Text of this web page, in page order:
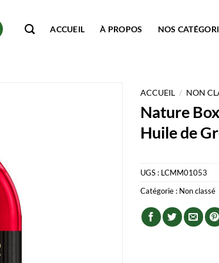
ACCUEIL À PROPOS NOS
ACCUEIL / NON
Nature
Huile de
UGS : LCMM01053
Catégorie : Non classé